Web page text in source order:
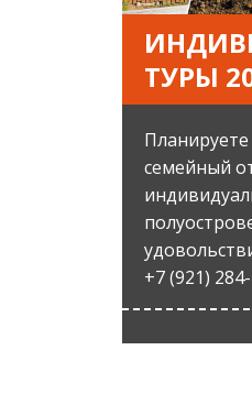
ТУРЫ
семейный
+7 (921)